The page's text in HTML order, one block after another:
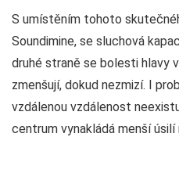
S umístěním tohoto
Soundimine, se sluchová
druhé straně se bolesti hlavy
zmenšují, dokud nezmizí. I
vzdálenou vzdálenost
centrum vynakládá menší úsilí